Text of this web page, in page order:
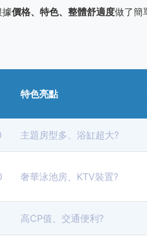
價格、特色、整體舒適度做了簡
特色亮點
主題房型多、浴缸超大?
奢華泳池房、KTV裝置?
高CP值、交通便利?